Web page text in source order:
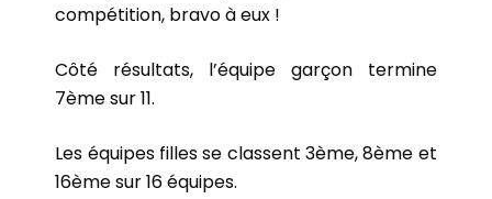
compétition, bravo à eux !
Côté résultats, l’équipe garçon termine
7ème sur 11.
Les équipes filles se classent 3ème, 8ème et
16ème sur 16 équipes.